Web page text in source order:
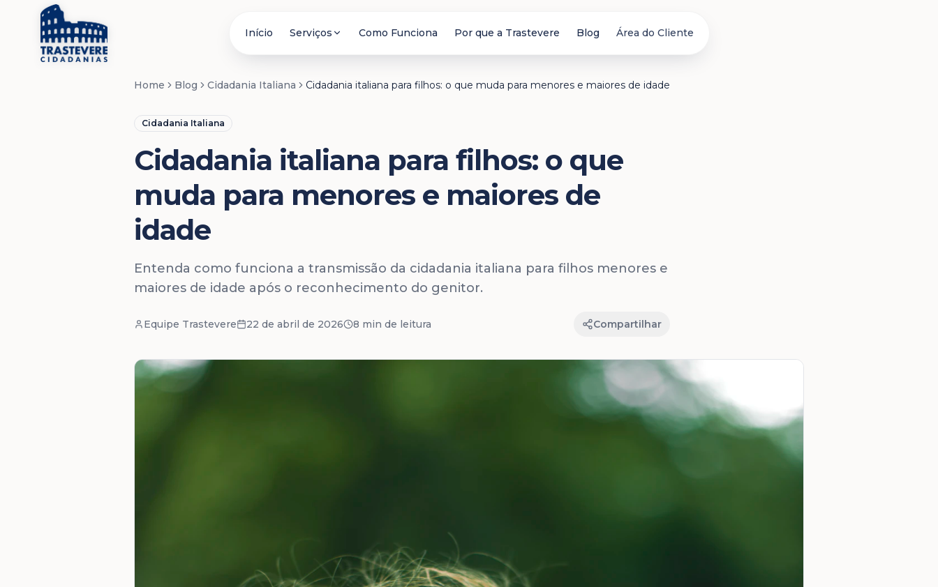
Início Serviços Como Funciona Por que a Trastevere Blog Área do Cliente
Home Blog Cidadania Italiana Cidadania italiana para filhos: o que muda para menores e maiores de idade
Cidadania Italiana
Cidadania italiana para filhos: o que
muda para menores e maiores de
idade
Entenda como funciona a transmissão da cidadania italiana para filhos menores e
maiores de idade após o reconhecimento do genitor.
Equipe Trastevere 22 de abril de 2026 8 min de leitura Compartilhar